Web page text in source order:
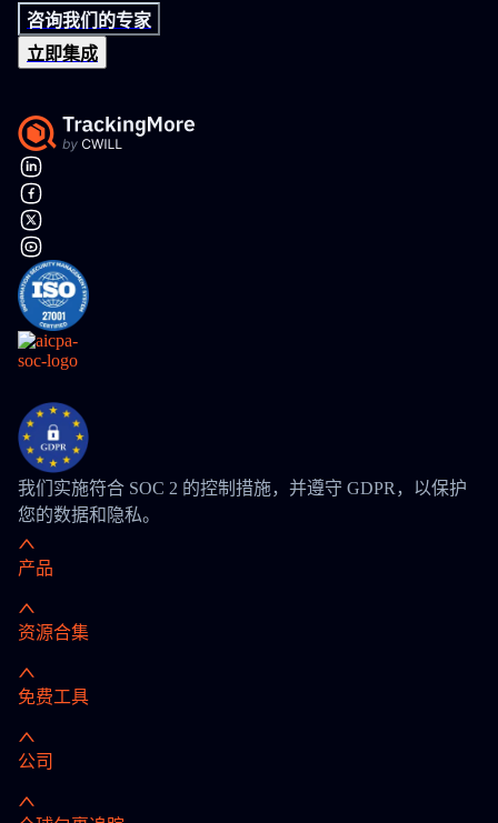
咨询我们的专家
立即集成
我们实施符合 SOC 2 的控制措施，并遵守 GDPR，以保护
您的数据和隐私。
产品
资源合集
免费工具
公司